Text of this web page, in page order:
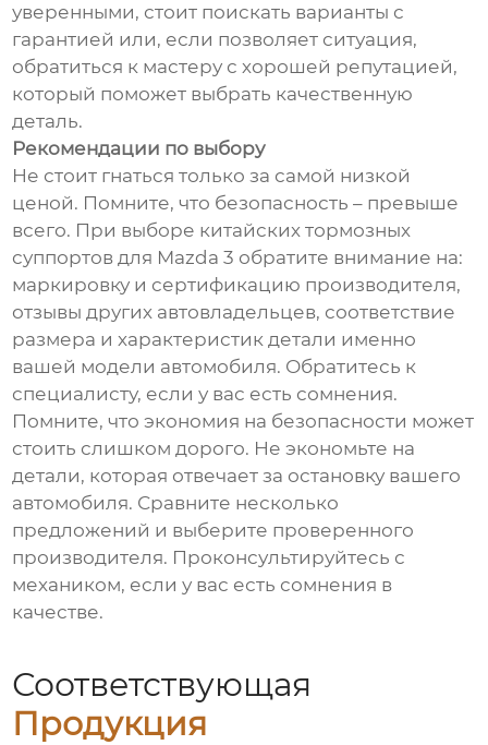
уверенными, стоит поискать варианты с
гарантией или, если позволяет ситуация,
обратиться к мастеру с хорошей репутацией,
который поможет выбрать качественную
деталь.
Рекомендации по выбору
Не стоит гнаться только за самой низкой
ценой. Помните, что безопасность – превыше
всего. При выборе китайских тормозных
суппортов для Mazda 3 обратите внимание на:
маркировку и сертификацию производителя,
отзывы других автовладельцев, соответствие
размера и характеристик детали именно
вашей модели автомобиля. Обратитесь к
специалисту, если у вас есть сомнения.
Помните, что экономия на безопасности может
стоить слишком дорого. Не экономьте на
детали, которая отвечает за остановку вашего
автомобиля. Сравните несколько
предложений и выберите проверенного
производителя. Проконсультируйтесь с
механиком, если у вас есть сомнения в
качестве.
Соответствующая
Продукция